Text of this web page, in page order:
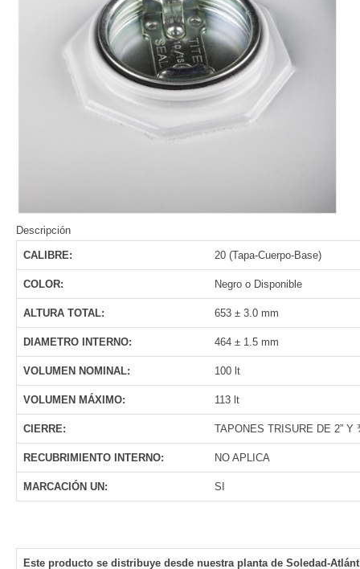
Descripción
CALIBRE: 20 (Tapa-Cuerpo-Base)
COLOR: Negro o Disponible
ALTURA TOTAL: 653 ± 3.0 mm
DIAMETRO INTERNO: 464 ± 1.5 mm
VOLUMEN NOMINAL: 100 lt
VOLUMEN MÁXIMO: 113 lt
CIERRE: TAPONES TRISURE DE 2” Y
RECUBRIMIENTO INTERNO: NO APLICA
MARCACIÓN UN: SI
Este producto se distribuye desde nuestra planta de Soledad-